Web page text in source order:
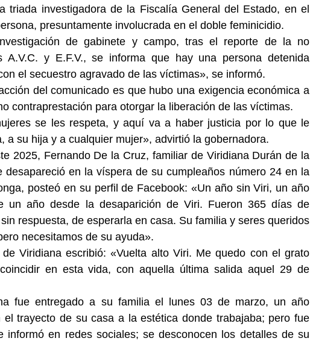
triada investigadora de la Fiscalía General del Estado, en el
presuntamente involucrada en el doble feminicidio.
de gabinete y campo, tras el reporte de la no
A.V.C. y E.F.V., se informa que hay una persona detenida
el secuestro agravado de las víctimas», se informó.
del comunicado es que hubo una exigencia económica a
contraprestación para otorgar la liberación de las víctimas.
se les respeta, y aquí va a haber justicia por lo que le
a su hija y a cualquier mujer», advirtió la gobernadora.
2025, Fernando De la Cruz, familiar de Viridiana Durán de la
desapareció en la víspera de su cumpleaños número 24 en la
posteó en su perfil de Facebook: «Un año sin Viri, un año
un año desde la desaparición de Viri. Fueron 365 días de
respuesta, de esperarla en casa. Su familia y seres queridos
necesitamos de su ayuda».
Viridiana escribió: «Vuelta alto Viri. Me quedo con el grato
en esta vida, con aquella última salida aquel 29 de
fue entregado a su familia el lunes 03 de marzo, un año
el trayecto de su casa a la estética donde trabajaba; pero fue
informó en redes sociales; se desconocen los detalles de su